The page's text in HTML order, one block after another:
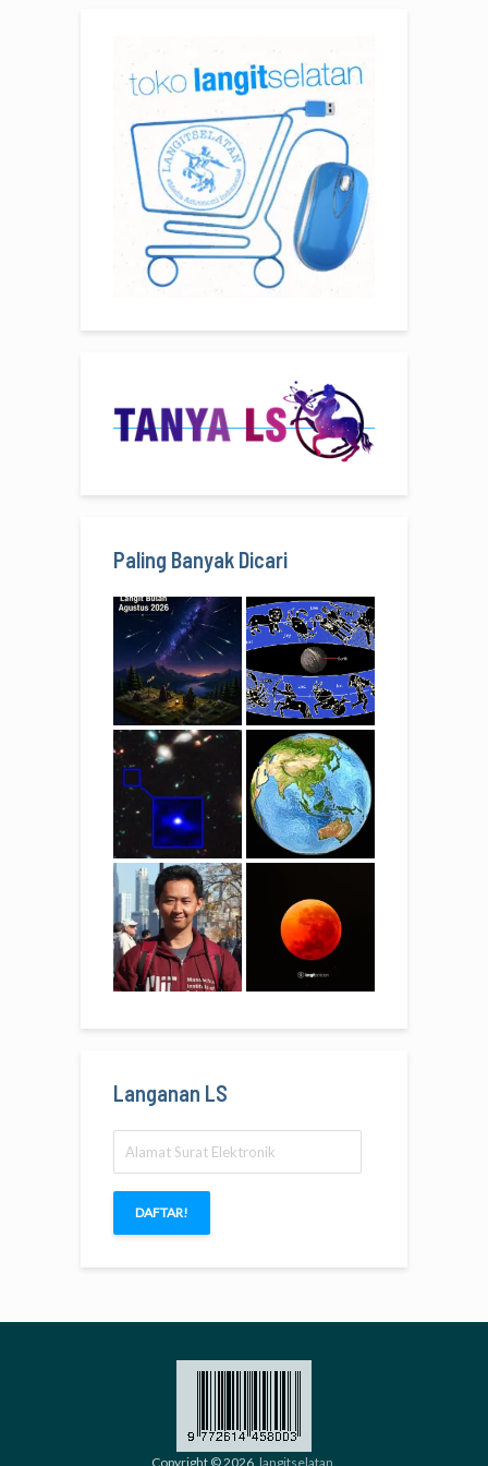
Paling Banyak Dicari
Langanan LS
Surat
Elektronik
DAFTAR!
Copyright © 2026. langitselatan